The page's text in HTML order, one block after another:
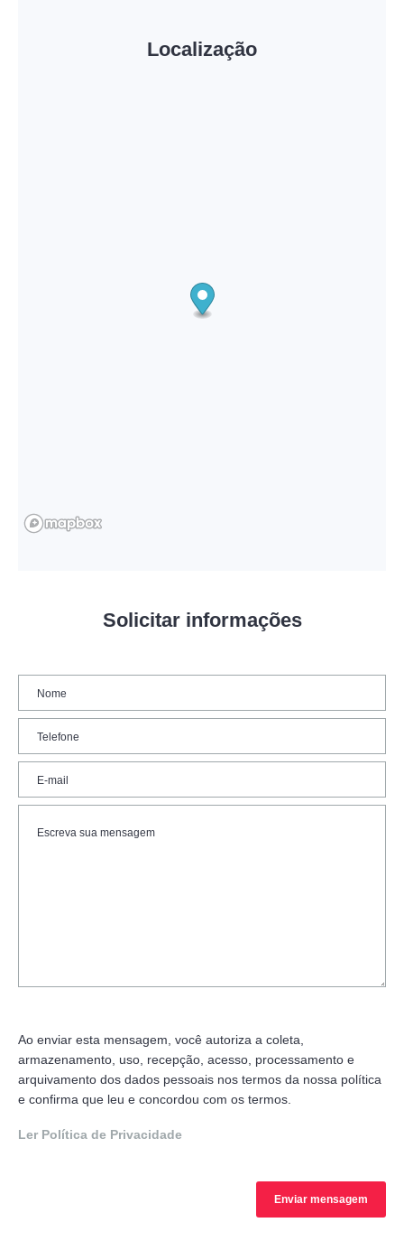
Localização
Solicitar informações
Ao enviar esta mensagem, você autoriza a coleta,
armazenamento, uso, recepção, acesso, processamento e
arquivamento dos dados pessoais nos termos da nossa política
e confirma que leu e concordou com os termos.
Ler Política de Privacidade